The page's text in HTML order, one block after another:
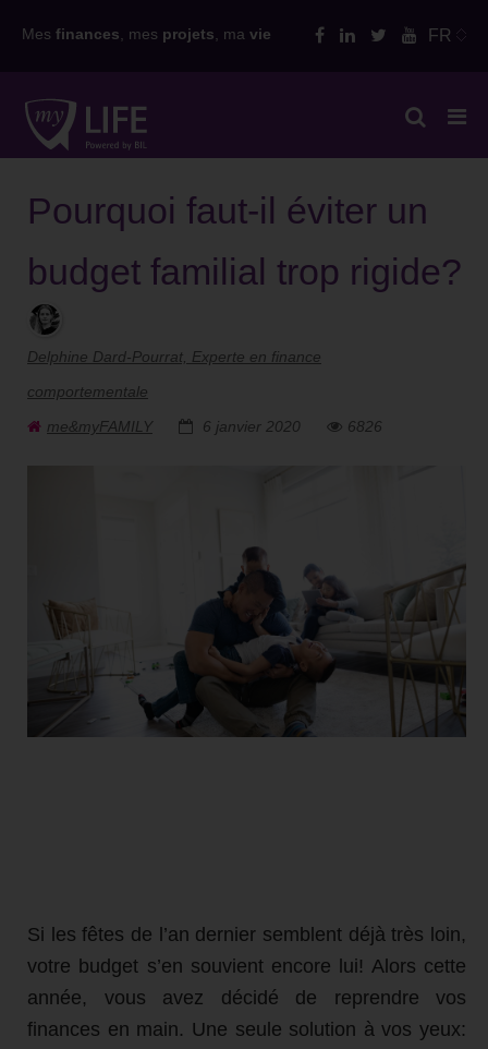
to
Mes finances , mes projets , ma vie FR
Pourquoi faut-il éviter un
budget familial trop rigide?
Delphine Dard-Pourrat, Experte en finance
comportementale
me&myFAMILY
6 janvier 2020 6826
Si les fêtes de l’an dernier semblent déjà très loin,
votre budget s’en souvient encore lui! Alors cette
année, vous avez décidé de reprendre vos
finances en main. Une seule solution à vos yeux: